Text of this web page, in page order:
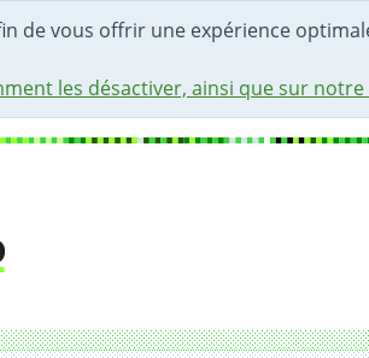
de vous offrir une expérience
les désactiver, ainsi que sur
PAGE